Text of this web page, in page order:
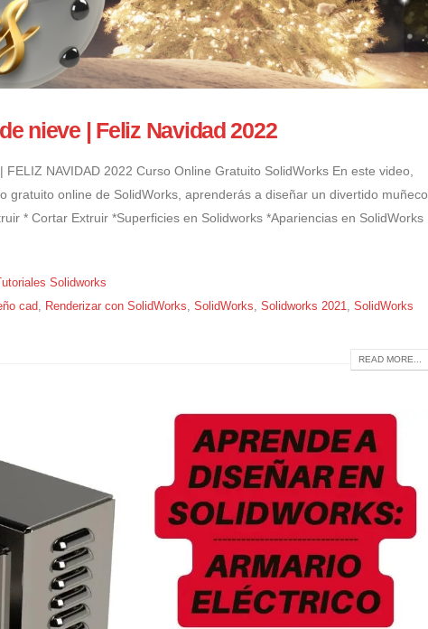
nieve | Feliz Navidad 2022
FELIZ NAVIDAD 2022 Curso Online Gratuito SolidWorks En este video,
gratuito online de SolidWorks, aprenderás a diseñar un divertido muñeco
* Cortar Extruir *Superficies en Solidworks *Apariencias en SolidWorks
Tutoriales Solidworks
cad, Renderizar con SolidWorks, SolidWorks, Solidworks 2021, SolidWorks
READ MORE...